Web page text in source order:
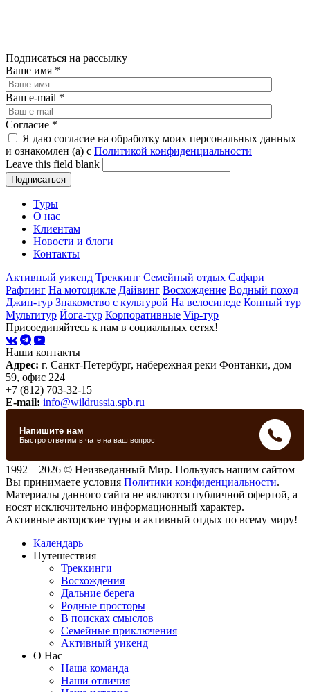
Подписаться на рассылку
Ваше имя *
Ваш e-mail *
Согласие *
Я даю согласие на обработку моих персональных данных
и ознакомлен (а) с Политикой конфиденциальности
Leave this field blank
Туры
О нас
Клиентам
Новости и блоги
Контакты
Активный уикенд Треккинг Семейный отдых Сафари
Рафтинг На мотоцикле Дайвинг Восхождение Водный поход
Джип-тур Знакомство с культурой На велосипеде Конный тур
Мультитур Йога-тур Корпоративные Vip-тур
Присоединяйтесь к нам в социальных сетях!
Наши контакты
Адрес: г. Санкт-Петербург, набережная реки Фонтанки, дом
59, офис 224
+7 (812) 703-32-15
E-mail: info@wildrussia.spb.ru
1992 – 2026 © Неизведанный Мир. Пользуясь нашим сайтом
Вы принимаете условия Политики конфиденциальности.
Материалы данного сайта не являются публичной офертой, а
носят исключительно информационный характер.
Активные авторские туры и активный отдых по всему миру!
Календарь
Путешествия
Треккинги
Восхождения
Дальние берега
Родные просторы
В поисках смыслов
Семейные приключения
Активный уикенд
О Нас
Наша команда
Наши отличия